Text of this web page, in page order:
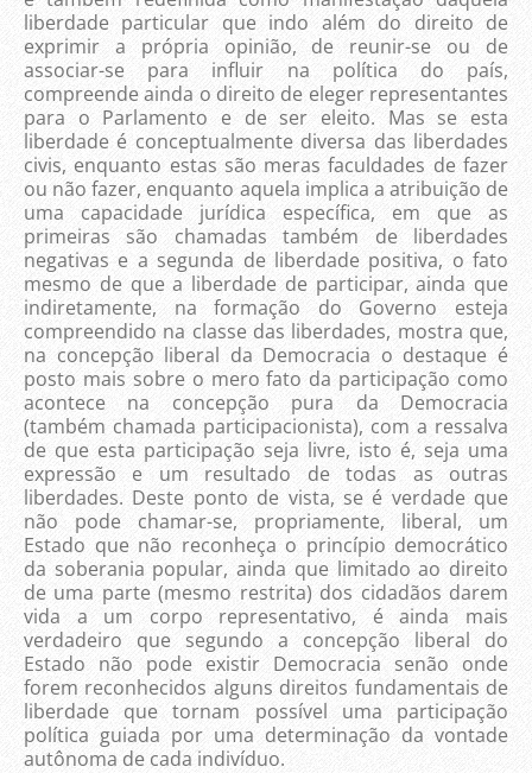
liberdade particular que indo além do direito de
exprimir a própria opinião, de reunir-se ou de
associar-se para influir na política do país,
compreende ainda o direito de eleger representantes
para o Parlamento e de ser eleito. Mas se esta
liberdade é conceptualmente diversa das liberdades
civis, enquanto estas são meras faculdades de fazer
ou não fazer, enquanto aquela implica a atribuição de
uma capacidade jurídica específica, em que as
primeiras são chamadas também de liberdades
negativas e a segunda de liberdade positiva, o fato
mesmo de que a liberdade de participar, ainda que
indiretamente, na formação do Governo esteja
compreendido na classe das liberdades, mostra que,
na concepção liberal da Democracia o destaque é
posto mais sobre o mero fato da participação como
acontece na concepção pura da Democracia
(também chamada participacionista), com a ressalva
de que esta participação seja livre, isto é, seja uma
expressão e um resultado de todas as outras
liberdades. Deste ponto de vista, se é verdade que
não pode chamar-se, propriamente, liberal, um
Estado que não reconheça o princípio democrático
da soberania popular, ainda que limitado ao direito
de uma parte (mesmo restrita) dos cidadãos darem
vida a um corpo representativo, é ainda mais
verdadeiro que segundo a concepção liberal do
Estado não pode existir Democracia senão onde
forem reconhecidos alguns direitos fundamentais de
liberdade que tornam possível uma participação
política guiada por uma determinação da vontade
autônoma de cada indivíduo.